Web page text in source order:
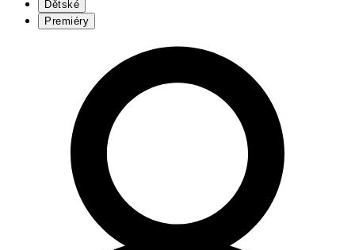
Dětské
Premiéry